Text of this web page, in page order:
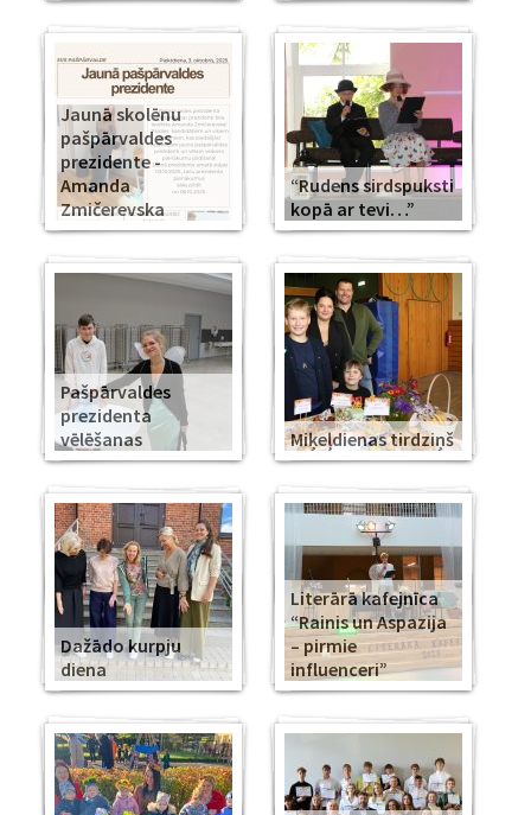
Jaunā skolēnu
pašpārvaldes
prezidente -
Amanda
Zmičerevska
“Rudens sirdspuksti
kopā ar tevi…”
Pašpārvaldes
prezidenta
vēlēšanas
Miķeļdienas tirdziņš
Dažādo kurpju
diena
Literārā kafejnīca
“Rainis un Aspazija
– pirmie
influenceri”